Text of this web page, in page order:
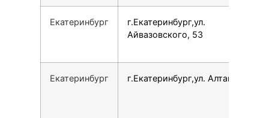
Екатеринбург
г.Екатеринбург,ул.
Айвазовского, 53
Екатеринбург г.Екатеринбург,ул. Алтайская, 62